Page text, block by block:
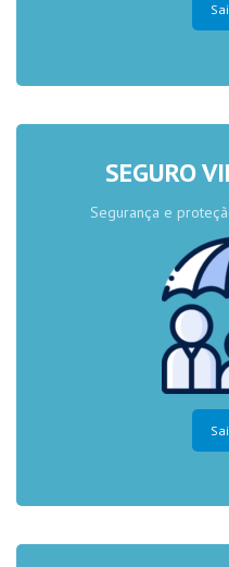
SEGURO
Segurança e